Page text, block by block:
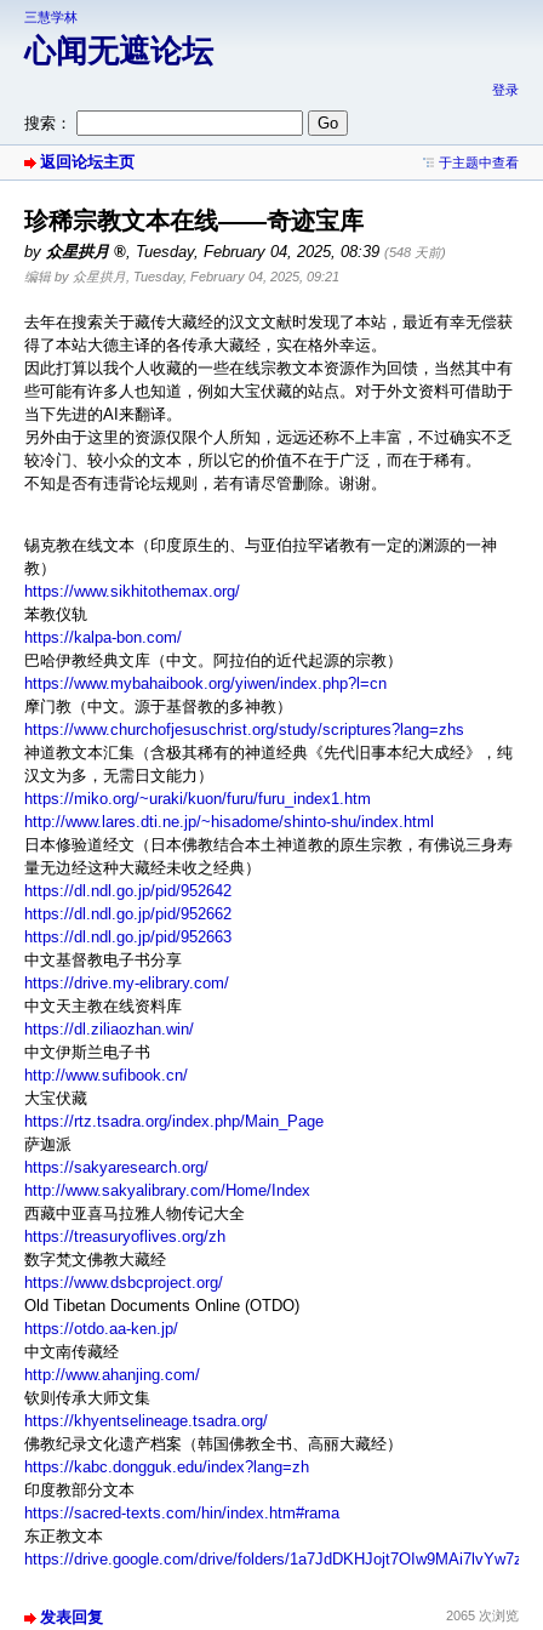
三慧学林
心闻无遮论坛
登录
搜索：
返回论坛主页 于主题中查看
珍稀宗教文本在线——奇迹宝库
by 众星拱月 , Tuesday, February 04, 2025, 08:39 (548 天前)
编辑 by 众星拱月, Tuesday, February 04, 2025, 09:21
去年在搜索关于藏传大藏经的汉文文献时发现了本站，最近有幸无偿获
得了本站大德主译的各传承大藏经，实在格外幸运。
因此打算以我个人收藏的一些在线宗教文本资源作为回馈，当然其中有
些可能有许多人也知道，例如大宝伏藏的站点。对于外文资料可借助于
当下先进的AI来翻译。
另外由于这里的资源仅限个人所知，远远还称不上丰富，不过确实不乏
较冷门、较小众的文本，所以它的价值不在于广泛，而在于稀有。
不知是否有违背论坛规则，若有请尽管删除。谢谢。
锡克教在线文本（印度原生的、与亚伯拉罕诸教有一定的渊源的一神
教）
https://www.sikhitothemax.org/
苯教仪轨
https://kalpa-bon.com/
巴哈伊教经典文库（中文。阿拉伯的近代起源的宗教）
https://www.mybahaibook.org/yiwen/index.php?l=cn
摩门教（中文。源于基督教的多神教）
https://www.churchofjesuschrist.org/study/scriptures?lang=zhs
神道教文本汇集（含极其稀有的神道经典《先代旧事本纪大成经》，纯
汉文为多，无需日文能力）
https://miko.org/~uraki/kuon/furu/furu_index1.htm
http://www.lares.dti.ne.jp/~hisadome/shinto-shu/index.html
日本修验道经文（日本佛教结合本土神道教的原生宗教，有佛说三身寿
量无边经这种大藏经未收之经典）
https://dl.ndl.go.jp/pid/952642
https://dl.ndl.go.jp/pid/952662
https://dl.ndl.go.jp/pid/952663
中文基督教电子书分享
https://drive.my-elibrary.com/
中文天主教在线资料库
https://dl.ziliaozhan.win/
中文伊斯兰电子书
http://www.sufibook.cn/
大宝伏藏
https://rtz.tsadra.org/index.php/Main_Page
萨迦派
https://sakyaresearch.org/
http://www.sakyalibrary.com/Home/Index
西藏中亚喜马拉雅人物传记大全
https://treasuryoflives.org/zh
数字梵文佛教大藏经
https://www.dsbcproject.org/
Old Tibetan Documents Online (OTDO)
https://otdo.aa-ken.jp/
中文南传藏经
http://www.ahanjing.com/
钦则传承大师文集
https://khyentselineage.tsadra.org/
佛教纪录文化遗产档案（韩国佛教全书、高丽大藏经）
https://kabc.dongguk.edu/index?lang=zh
印度教部分文本
https://sacred-texts.com/hin/index.htm#rama
东正教文本
https://drive.google.com/drive/folders/
发表回复 2065 次浏览